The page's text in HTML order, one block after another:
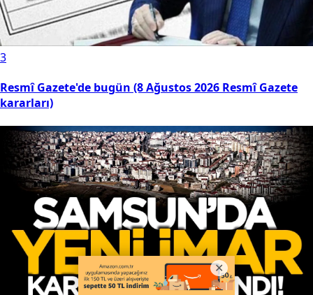
3
Resmî Gazete'de bugün (8 Ağustos 2026 Resmî Gazete
kararları)